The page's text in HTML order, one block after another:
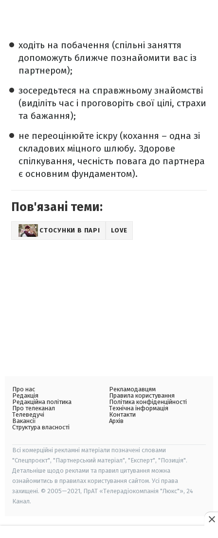
ходіть на побачення (спільні заняття
допоможуть ближче познайомити вас із
партнером);
зосередьтеся на справжньому знайомстві
(виділіть час і проговоріть свої цілі, страхи
та бажання);
не переоцінюйте іскру (кохання – одна зі
складових міцного шлюбу. Здорове
спілкування, чесність повага до партнера
є основним фундаментом).
Пов'язані теми:
СТОСУНКИ В ПАРІ LOVE
Про нас
Редакція
Редакційна політика
Про телеканал
Телеведучі
Вакансії
Структура власності
Рекламодавцям
Правила користування
Політика конфіденційності
Технічна інформація
Контакти
Архів
Всі комерційні рекламні матеріали позначені словами
"Спецпроєкт", "Партнерський матеріал", "Експерт", "Позиція".
Детальніше щодо реклами та правил цитування можна
ознайомитись в правилах користування сайтом. Усі права
захищені. © 2005—2021, ПрАТ «Телерадіокомпанія "Люкс"», 24
Канал.